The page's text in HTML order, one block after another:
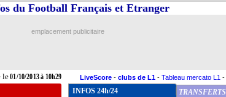
le01/10/2013 à 10h29
du Football Français et Etranger
emplacement publicitaire
LiveScore - clubs de L1 - Tableau mercato L1 -
INFOS 24h/24 TRANSFERTS